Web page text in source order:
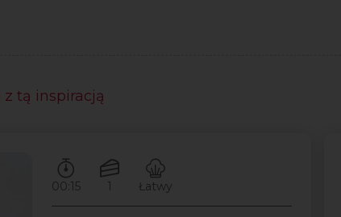
tą inspiracją
Czas przygotowywania:
00:15
Ilość porcji:
1
Poziom trudności:
Łatwy